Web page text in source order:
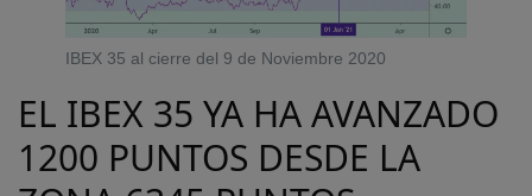
IBEX 35 al cierre del 9 de Noviembre 2020
EL IBEX 35 YA HA AVANZADO
1200 PUNTOS DESDE LA